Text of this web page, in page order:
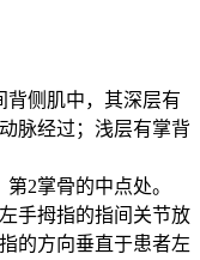
背侧肌中，其深层有
脉经过；浅层有掌背
2掌骨的中点处。
手拇指的指间关节放
的方向垂直于患者左